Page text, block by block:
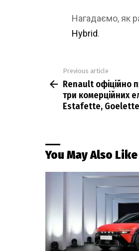
Нагадаємо, як
Hybrid.
more
Previous article
Renault офіційно
три комерційних
Estafette, Goelette
You May Also Like